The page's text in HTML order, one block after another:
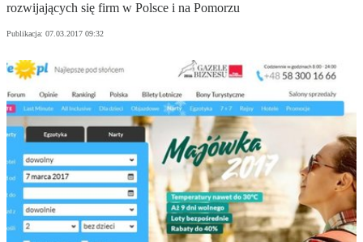
rozwijających się firm w Polsce i na Pomorzu
Publikacja: 07.03.2017 09:32